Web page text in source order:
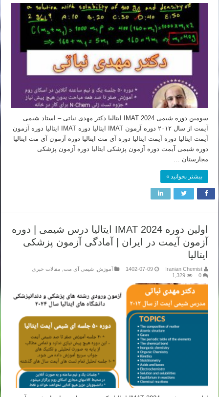
سومین دوره شیمی IMAT 2024 ایتالیا دکتر مهدی نباتی – استاد شیمی
آیمت از سال ۲۰۱۲ دوره آزمون IMAT ایتالیا دوره IMAT ایتالیا دوره آزمون
آیمت ایتالیا دوره آیمت ایتالیا دوره آی مت ایتالیا دوره آزمون آی مت ایتالیا
دوره شیمی آیمت دوره آزمون پزشکی ایتالیا دوره آزمون پزشکی
مجارستان …
بیشتر بخوانید »
اولین دوره IMAT 2024 ایتالیا درس شیمی | دوره
آزمون آیمت در ایران | آمادگی آزمون پزشکی
ایتالیا
Iranian Chemist
1402-07-09 آموزش شیمی آی مت, مقالات خبری
0
1,329